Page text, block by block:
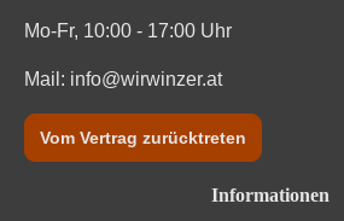
Mo-Fr, 10:00 - 17:00 Uhr
Mail: info@wirwinzer.at
Vom Vertrag zurücktreten
Informationen